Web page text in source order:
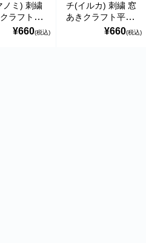
ノミ) 刺繍
ラフト平
ハイメン
¥660(税込)
チ(イルカ) 刺繍 窓
あきクラフト平袋
入り ハイメン
¥660(税込)